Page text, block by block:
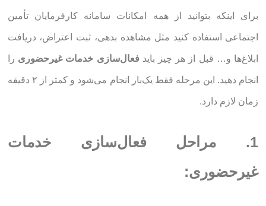
برای اینکه بتوانید از همه امکانات سامانه کارفرمایان تأمین
اجتماعی استفاده کنید مثل مشاهده بدهی، ثبت اعتراض، دریافت
ابلاغ‌ها و… قبل از هر چیز باید فعال‌سازی خدمات غیرحضوری را
انجام دهید. این مرحله فقط یک‌بار انجام می‌شود و کمتر از ۲ دقیقه
زمان لازم دارد.
1. مراحل فعال‌سازی خدمات
غیرحضوری: